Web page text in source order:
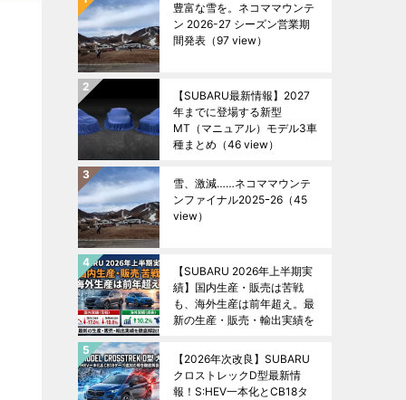
豊富な雪を。ネコママウンテ
ン 2026-27 シーズン営業期
間発表 （97 view）
【SUBARU最新情報】2027
年までに登場する新型
MT（マニュアル）モデル3車
種まとめ （46 view）
雪、激減……ネコママウンテ
ンファイナル2025ｰ26 （45
view）
【SUBARU 2026年上半期実
績】国内生産・販売は苦戦
も、海外生産は前年超え。最
新の生産・販売・輸出実績を
【2026年次改良】SUBARU
クロストレックD型最新情
報！S:HEV一本化とCB18タ